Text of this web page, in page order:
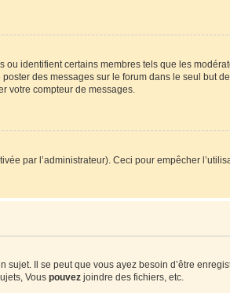
identifient certains membres tels que les
des messages sur le forum dans le seul but
votre compteur de messages.
par l’administrateur). Ceci pour empêcher
Il se peut que vous ayez besoin d’être
Vous pouvez joindre des fichiers, etc.